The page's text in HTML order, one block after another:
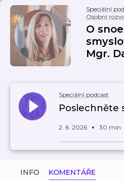
Speciální
Osobní
O
Mgr.
Speciální podcast
Poslechněte
2. 6. 2026 30 min
INFO KOMENTÁŘE